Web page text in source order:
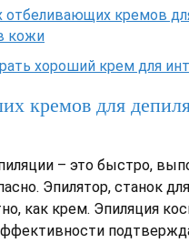
отбеливающих кремов
кожи
хороший крем для
кремов для
– это быстро,
Эпилятор, станок
как крем. Эпиляция